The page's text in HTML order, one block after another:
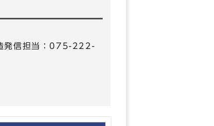
発信担当：075-222-